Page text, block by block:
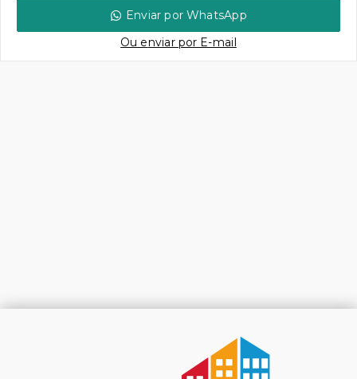
Enviar por WhatsApp
Ou enviar por E-mail